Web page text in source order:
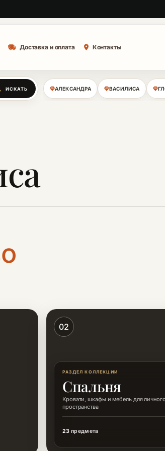
Доставка и оплата Контакты
ИСКАТЬ АЛЕКСАНДРА ВАСИЛИСА
02
РАЗДЕЛ КОЛЛЕКЦИИ
Спальня
Кровати, шкафы и мебель для
пространства
23 предмета